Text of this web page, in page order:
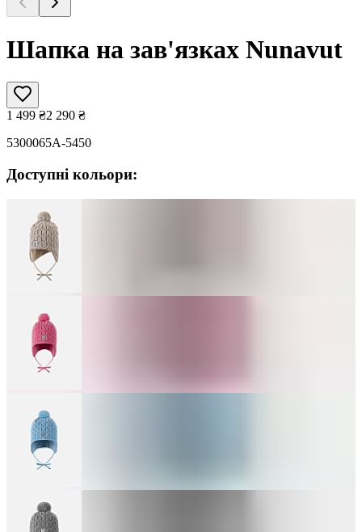
Шапка на зав'язках Nunavut
1 499 ₴2 290 ₴
5300065A-5450
Доступні кольори: